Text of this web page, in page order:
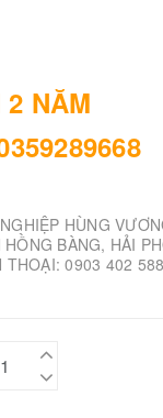
2 NĂM
HÙNG
BÀNG, HẢI
0903 402